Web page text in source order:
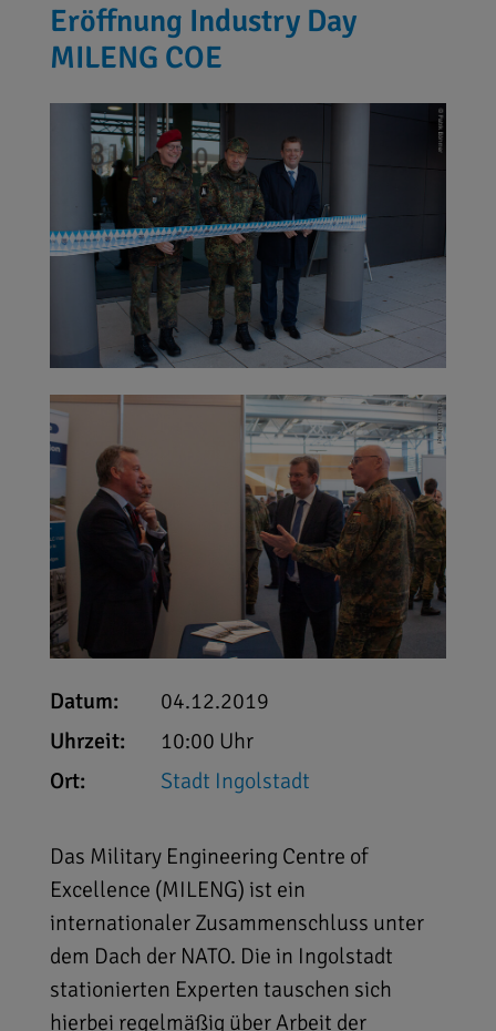
Eröffnung Industry Day
MILENG COE
Datum:
04.12.2019
Uhrzeit:
10:00 Uhr
Ort:
Stadt Ingolstadt
Das Military Engineering Centre of
Excellence (MILENG) ist ein
internationaler Zusammenschluss unter
dem Dach der NATO. Die in Ingolstadt
stationierten Experten tauschen sich
hierbei regelmäßig über Arbeit der